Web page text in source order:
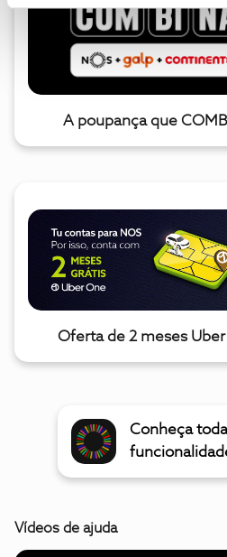
A poupança que
Oferta de 2 meses
Conheça
Vídeos de ajuda